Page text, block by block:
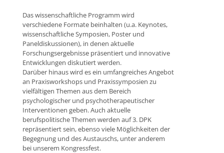
Das wissenschaftliche Programm wird
verschiedene Formate beinhalten (u.a. Keynotes,
wissenschaftliche Symposien, Poster und
Paneldiskussionen), in denen aktuelle
Forschungsergebnisse präsentiert und innovative
Entwicklungen diskutiert werden.
Darüber hinaus wird es ein umfangreiches Angebot
an Praxisworkshops und Praxissymposien zu
vielfältigen Themen aus dem Bereich
psychologischer und psychotherapeutischer
Interventionen geben. Auch aktuelle
berufspolitische Themen werden auf 3. DPK
repräsentiert sein, ebenso viele Möglichkeiten der
Begegnung und des Austauschs, unter anderem
bei unserem Kongressfest.